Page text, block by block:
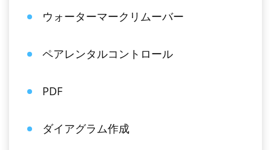
ウォーターマークリムーバー
ペアレンタルコントロール
PDF
ダイアグラム作成